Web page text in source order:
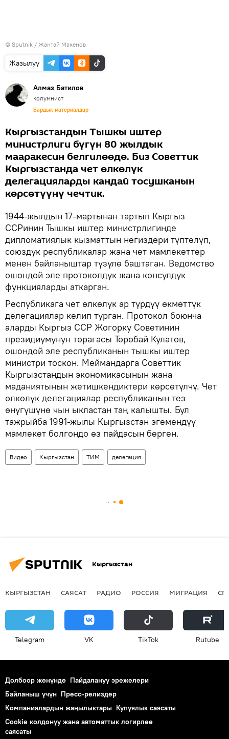
© Sputnik / Жантай Макенов
Жазылуу
Алмаз Батилов
колумнист
Бардык материалдар
Кыргызстандын Тышкы иштер
министрлиги бүгүн 80 жылдык
мааракесин белгилөөдө. Биз Советтик
Кыргызстанда чет өлкөлүк
делегацияларды кандай тосушканын
көрсөтүүнү чечтик.
1944-жылдын 17-мартынан тартып Кыргыз
ССРинин Тышкы иштер министрлигинде
дипломатиялык кызматтын негиздери түптөлүп,
союздук республикалар жана чет мамлекеттер
менен байланыштар түзүлө баштаган. Ведомство
ошондой эле протоколдук жана консулдук
функцияларды аткарган.
Республикага чет өлкөлүк ар түрдүү өкмөттүк
делегациялар келип турган. Протокол боюнча
аларды Кыргыз ССР Жогорку Советинин
президиумунун төрагасы Төрөбай Кулатов,
ошондой эле республиканын тышкы иштер
министри тоскон. Меймандарга Советтик
Кыргызстандын экономикасынын жана
маданиятынын жетишкендиктери көрсөтүлчү. Чет
өлкөлүк делегациялар республиканын тез
өнүгүшүнө чын ыкластан таң калышты. Бул
тажрыйба 1991-жылы Кыргызстан эгемендүү
мамлекет болгондо өз пайдасын берген.
Видео Кыргызстан ТИМ делегация
Кыргызстан
КЫРГЫЗСТАН САЯСАТ РАДИО РОССИЯ МИГРАЦИЯ
Telegram VK ТikТоk Rutube
Долбоор жөнүндө Пайдалануу эрежелери
Байланыш үчүн Пресс-релиздер
Компаниялардын жаңылыктары Купуялык саясаты
Cookie колдонуу жана автоматтык логирлөө
саясаты